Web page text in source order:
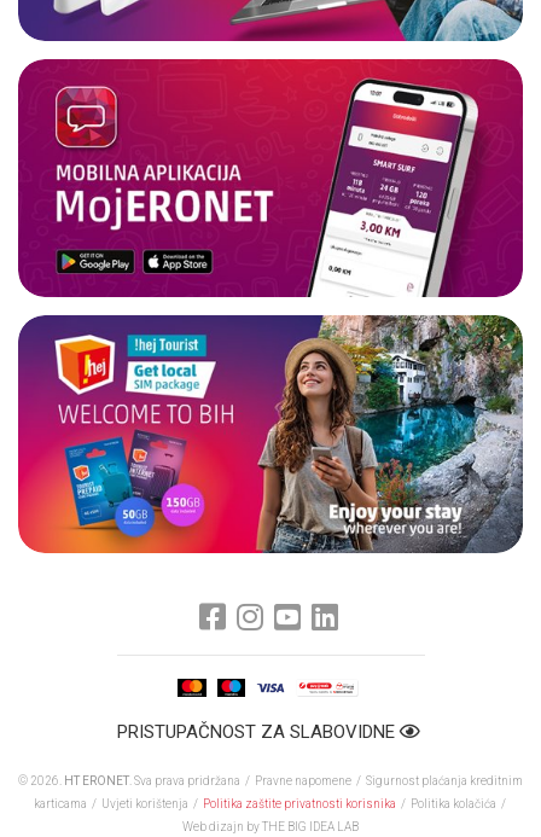
PRISTUPAČNOST ZA SLABOVIDNE
© 2026. HT ERONET. Sva prava pridržana / Pravne napomene / Sigurnost plaćanja kreditnim
karticama / Uvjeti korištenja / Politika zaštite privatnosti korisnika / Politika kolačića /
Web dizajn by THE BIG IDEA LAB